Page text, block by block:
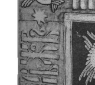
Экскурсия